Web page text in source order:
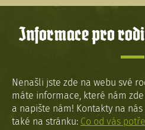
Informace pro
Nenašli jste zde na webu své
máte informace, které nám
a napište nám! Kontakty na
také na stránku: Co od vás